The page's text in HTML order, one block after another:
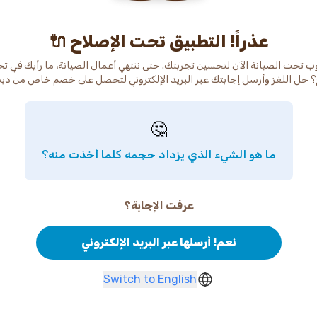
عذراً! التطبيق تحت الإصلاح 🔌
تحت الصيانة الآن لتحسين تجربتك. حتى ننتهي أعمال الصيانة، ما رأيك في
حل اللغز وأرسل إجابتك عبر البريد الإلكتروني لتحصل على خصم خاص من
🤔
ما هو الشيء الذي يزداد حجمه كلما أخذت منه؟
عرفت الإجابة؟
نعم! أرسلها عبر البريد الإلكتروني
Switch to English